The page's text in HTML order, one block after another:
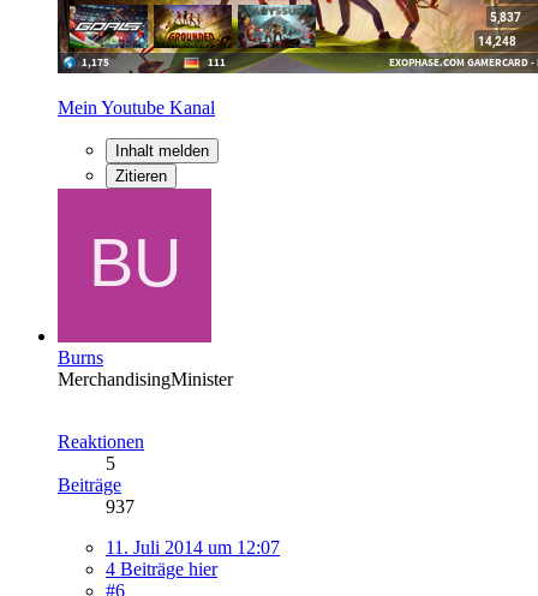
Mein Youtube Kanal
Inhalt melden
Zitieren
Burns
MerchandisingMinister
Reaktionen
5
Beiträge
937
11. Juli 2014 um 12:07
4 Beiträge hier
#6